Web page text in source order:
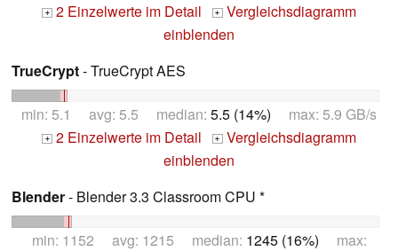
+ 2 Einzelwerte im Detail + Vergleichsdiagramm
einblenden
TrueCrypt- TrueCrypt AES
min: 5.1 avg: 5.5 median: 5.5 (14%) max: 5.9 GB/s
+ 2 Einzelwerte im Detail + Vergleichsdiagramm
einblenden
Blender- Blender 3.3 Classroom CPU *
min: 1152 avg: 1215 median: 1245 (16%) max: